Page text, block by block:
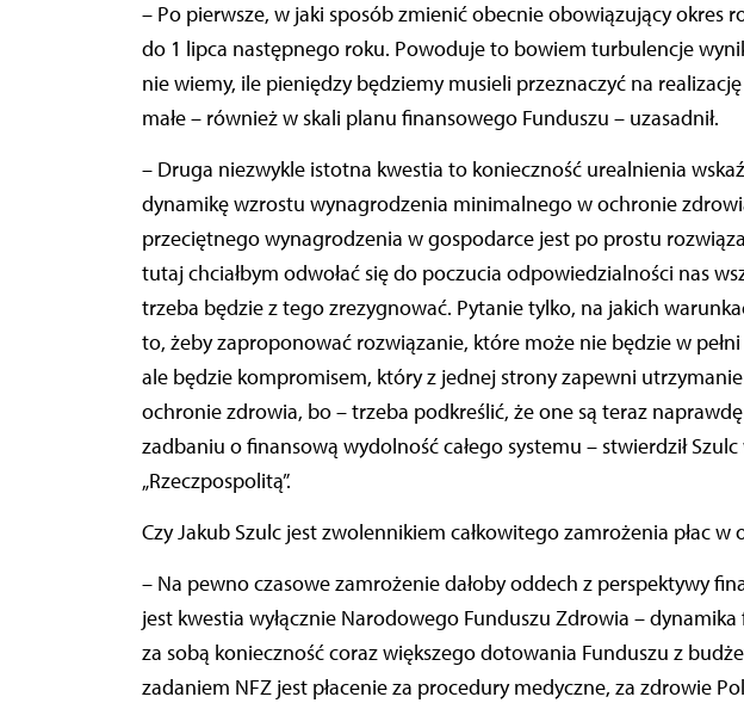
– Po pierwsze, w jaki sposób zmienić obecnie obowiązujący okres
do 1 lipca następnego roku. Powoduje to bowiem turbulencje
nie wiemy, ile pieniędzy będziemy musieli przeznaczyć na
małe – również w skali planu finansowego Funduszu – uzasadnił.
– Druga niezwykle istotna kwestia to konieczność urealnienia
dynamikę wzrostu wynagrodzenia minimalnego w ochronie
przeciętnego wynagrodzenia w gospodarce jest po prostu
tutaj chciałbym odwołać się do poczucia odpowiedzialności nas
trzeba będzie z tego zrezygnować. Pytanie tylko, na jakich
to, żeby zaproponować rozwiązanie, które może nie będzie w
ale będzie kompromisem, który z jednej strony zapewni
ochronie zdrowia, bo – trzeba podkreślić, że one są teraz
zadbaniu o finansową wydolność całego systemu – stwierdził
„Rzeczpospolitą”.
Czy Jakub Szulc jest zwolennikiem całkowitego zamrożenia płac w
– Na pewno czasowe zamrożenie dałoby oddech z perspektywy
jest kwestia wyłącznie Narodowego Funduszu Zdrowia –
za sobą konieczność coraz większego dotowania Funduszu z
zadaniem NFZ jest płacenie za procedury medyczne, za zdrowie